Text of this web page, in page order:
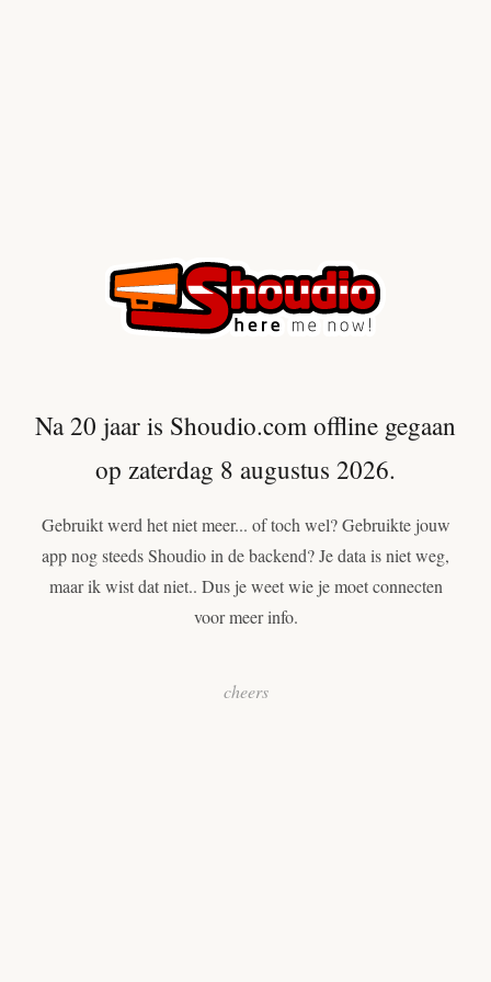
Na 20 jaar is Shoudio.com offline gegaan
op zaterdag 8 augustus 2026.
Gebruikt werd het niet meer... of toch wel? Gebruikte jouw
app nog steeds Shoudio in de backend? Je data is niet weg,
maar ik wist dat niet.. Dus je weet wie je moet connecten
voor meer info.
cheers